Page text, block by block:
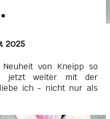
•
2025
von Kneipp so
jetzt weiter mit der
ich - nicht nur als